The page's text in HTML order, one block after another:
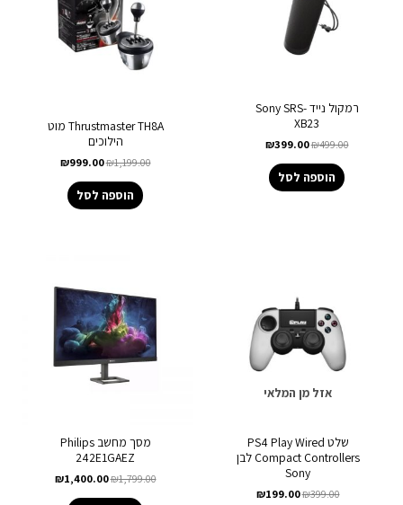
רמקול נייד Sony SRS-
XB23
₪499.00
₪399.00
הוספה לסל
Thrustmaster TH8A מוט
הילוכים
₪1,199.00
₪999.00
הוספה לסל
אזל מן המלאי
שלט PS4 Play Wired
Compact Controllers לבן
Sony
₪399.00
₪199.00
מסך מחשב Philips
242E1GAEZ
₪1,799.00
₪1,400.00